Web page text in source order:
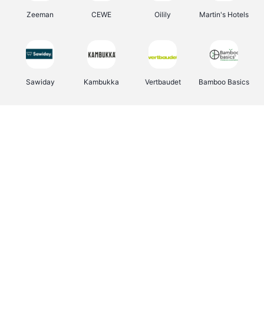
Zeeman CEWE Oilily Martin's Hotels
Sawiday Kambukka Vertbaudet Bamboo Basics